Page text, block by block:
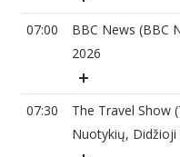
07:00
BBC News (BBC
2026
07:30
The Travel Show
Nuotykių,